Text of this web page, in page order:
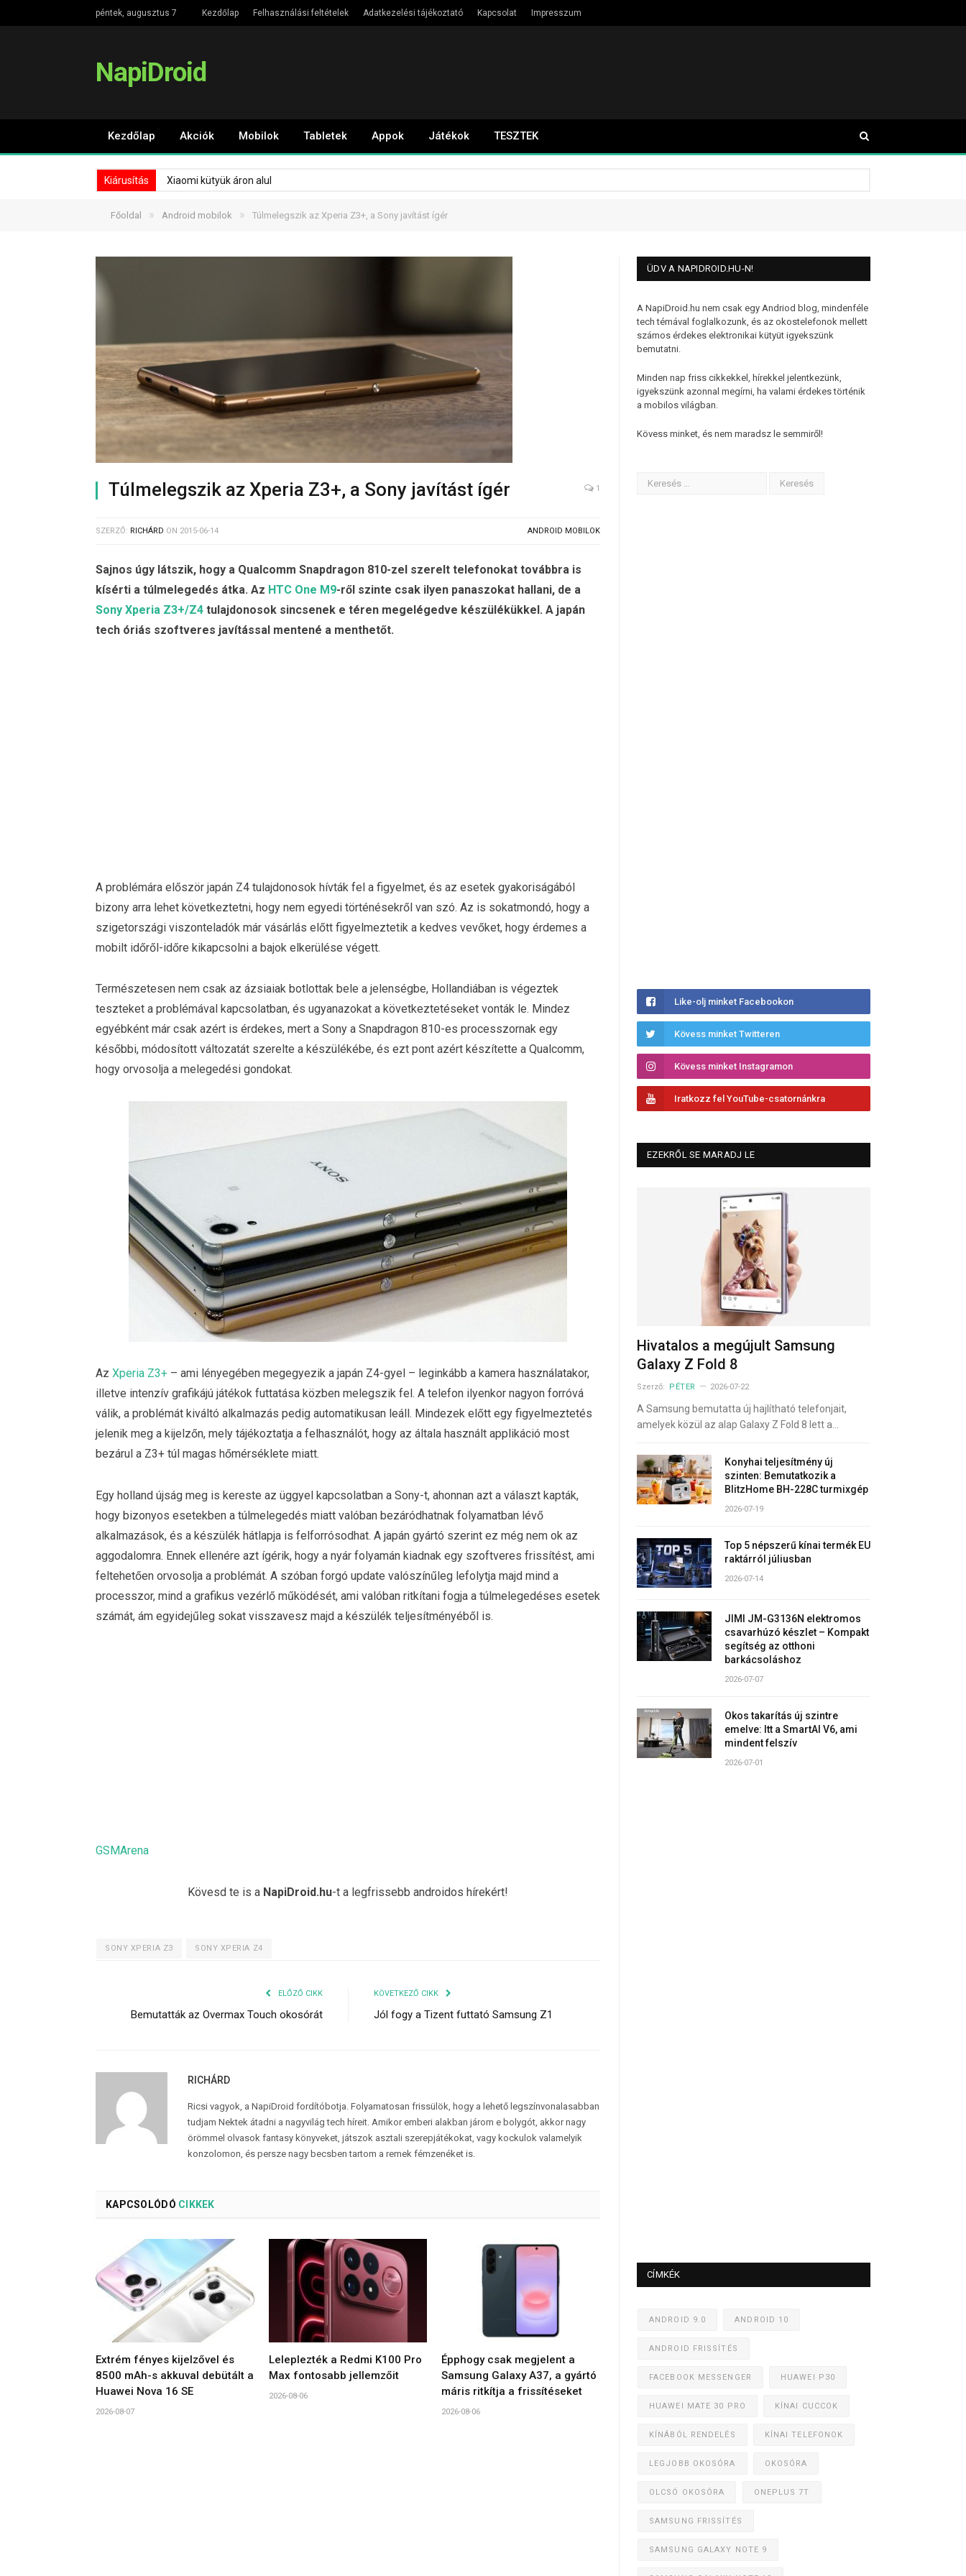
péntek, augusztus 7 Kezdőlap Felhasználási feltételek Adatkezelési tájékoztató Kapcsolat Impresszum
NapiDroid
Kezdőlap Akciók Mobilok Tabletek Appok Játékok TESZTEK
Kiárusítás Xiaomi kütyük áron alul
Főoldal » Android mobilok » Túlmelegszik az Xperia Z3+, a Sony javítást ígér
Túlmelegszik az Xperia Z3+, a Sony javítást ígér 1
SZERZŐ: RICHÁRD ON 2015-06-14 ANDROID MOBILOK
Sajnos úgy látszik, hogy a Qualcomm Snapdragon 810-zel szerelt telefonokat továbbra is
kísérti a túlmelegedés átka. Az HTC One M9-ről szinte csak ilyen panaszokat hallani, de a
Sony Xperia Z3+/Z4 tulajdonosok sincsenek e téren megelégedve készülékükkel. A japán
tech óriás szoftveres javítással mentené a menthetőt.
A problémára először japán Z4 tulajdonosok hívták fel a figyelmet, és az esetek gyakoriságából
bizony arra lehet következtetni, hogy nem egyedi történésekről van szó. Az is sokatmondó, hogy a
szigetországi viszonteladók már vásárlás előtt figyelmeztetik a kedves vevőket, hogy érdemes a
mobilt időről-időre kikapcsolni a bajok elkerülése végett.
Természetesen nem csak az ázsiaiak botlottak bele a jelenségbe, Hollandiában is végeztek
teszteket a problémával kapcsolatban, és ugyanazokat a következtetéseket vonták le. Mindez
egyébként már csak azért is érdekes, mert a Sony a Snapdragon 810-es processzornak egy
későbbi, módosított változatát szerelte a készülékébe, és ezt pont azért készítette a Qualcomm,
hogy orvosolja a melegedési gondokat.
Az Xperia Z3+ – ami lényegében megegyezik a japán Z4-gyel – leginkább a kamera használatakor,
illetve intenzív grafikájú játékok futtatása közben melegszik fel. A telefon ilyenkor nagyon forróvá
válik, a problémát kiváltó alkalmazás pedig automatikusan leáll. Mindezek előtt egy figyelmeztetés
jelenik meg a kijelzőn, mely tájékoztatja a felhasználót, hogy az általa használt applikáció most
bezárul a Z3+ túl magas hőmérséklete miatt.
Egy holland újság meg is kereste az üggyel kapcsolatban a Sony-t, ahonnan azt a választ kapták,
hogy bizonyos esetekben a túlmelegedés miatt valóban bezáródhatnak folyamatban lévő
alkalmazások, és a készülék hátlapja is felforrósodhat. A japán gyártó szerint ez még nem ok az
aggodalomra. Ennek ellenére azt ígérik, hogy a nyár folyamán kiadnak egy szoftveres frissítést, ami
feltehetően orvosolja a problémát. A szóban forgó update valószínűleg lefolytja majd mind a
processzor, mind a grafikus vezérlő működését, ami valóban ritkítani fogja a túlmelegedéses esetek
számát, ám egyidejűleg sokat visszavesz majd a készülék teljesítményéből is.
GSMArena
Kövesd te is a NapiDroid.hu-t a legfrissebb androidos hírekért!
SONY XPERIA Z3 SONY XPERIA Z4
ELŐZŐ CIKK
Bemutatták az Overmax Touch okosórát
KÖVETKEZŐ CIKK
Jól fogy a Tizent futtató Samsung Z1
RICHÁRD
Ricsi vagyok, a NapiDroid fordítóbotja. Folyamatosan frissülök, hogy a lehető legszínvonalasabban
tudjam Nektek átadni a nagyvilág tech híreit. Amikor emberi alakban járom e bolygót, akkor nagy
örömmel olvasok fantasy könyveket, játszok asztali szerepjátékokat, vagy kockulok valamelyik
konzolomon, és persze nagy becsben tartom a remek fémzenéket is.
KAPCSOLÓDÓ CIKKEK
Extrém fényes kijelzővel és
8500 mAh-s akkuval debütált a
Huawei Nova 16 SE
2026-08-07
Leleplezték a Redmi K100 Pro
Max fontosabb jellemzőit
2026-08-06
Épphogy csak megjelent a
Samsung Galaxy A37, a gyártó
máris ritkítja a frissítéseket
2026-08-06
ÜDV A NAPIDROID.HU-N!
A NapiDroid.hu nem csak egy Andriod blog, mindenféle
tech témával foglalkozunk, és az okostelefonok mellett
számos érdekes elektronikai kütyüt igyekszünk
bemutatni.
Minden nap friss cikkekkel, hírekkel jelentkezünk,
igyekszünk azonnal megírni, ha valami érdekes történik
a mobilos világban.
Kövess minket, és nem maradsz le semmiről!
Like-olj minket Facebookon
Kövess minket Twitteren
Kövess minket Instagramon
Iratkozz fel YouTube-csatornánkra
EZEKRŐL SE MARADJ LE
Hivatalos a megújult Samsung
Galaxy Z Fold 8
Szerző: PÉTER 2026-07-22
A Samsung bemutatta új hajlítható telefonjait,
amelyek közül az alap Galaxy Z Fold 8 lett a…
Konyhai teljesítmény új
szinten: Bemutatkozik a
BlitzHome BH-228C turmixgép
2026-07-19
Top 5 népszerű kínai termék EU
raktárról júliusban
2026-07-14
JIMI JM-G3136N elektromos
csavarhúzó készlet – Kompakt
segítség az otthoni
barkácsoláshoz
2026-07-07
Okos takarítás új szintre
emelve: Itt a SmartAI V6, ami
mindent felszív
2026-07-01
CÍMKÉK
ANDROID 9.0 ANDROID 10
ANDROID FRISSÍTÉS
FACEBOOK MESSENGER HUAWEI P30
HUAWEI MATE 30 PRO KÍNAI CUCCOK
KÍNÁBÓL RENDELÉS KÍNAI TELEFONOK
LEGJOBB OKOSÓRA OKOSÓRA
OLCSÓ OKOSÓRA ONEPLUS 7T
SAMSUNG FRISSÍTÉS
SAMSUNG GALAXY NOTE 9